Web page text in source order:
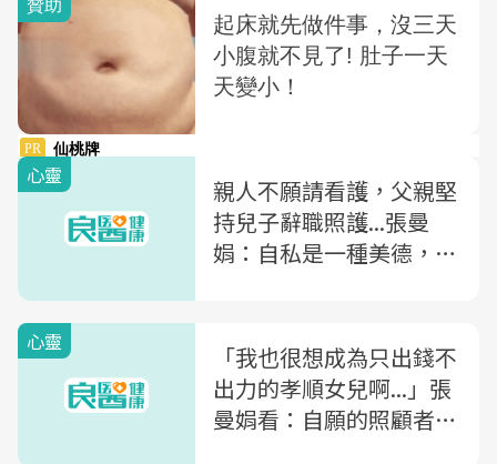
心靈
親人不願請看護，父親堅
持兒子辭職照護...張曼
娟：自私是一種美德，每
心靈
「我也很想成為只出錢不
出力的孝順女兒啊...」張
曼娟看：自願的照顧者，